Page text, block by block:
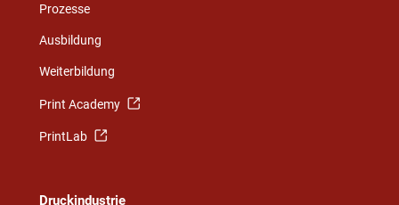
Prozesse
Ausbildung
Weiterbildung
Print Academy
PrintLab
Druckindustrie